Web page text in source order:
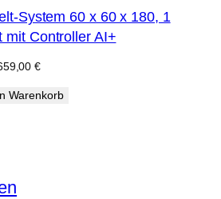
System 60 x 60 x 180, 1
mit Controller AI+
€
Warenkorb